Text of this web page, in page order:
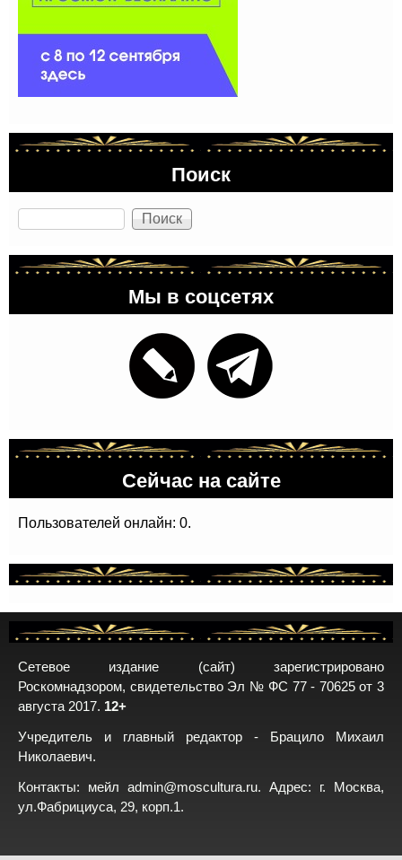
Поиск
Поиск
Мы в соцсетях
Сейчас на сайте
Пользователей онлайн: 0.
Сетевое издание (сайт) зарегистрировано
Роскомнадзором, свидетельство Эл № ФС 77 - 70625 от 3
августа 2017. 12+
Учредитель и главный редактор - Брацило Михаил
Николаевич.
Контакты: мейл admin@moscultura.ru. Адрес: г. Москва,
ул.Фабрициуса, 29, корп.1.